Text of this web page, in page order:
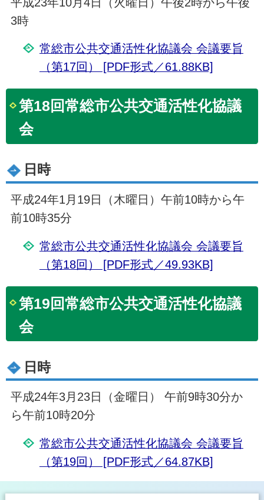
3時
常総市公共交通活性化協議会 会議要旨
（第17回） [PDF形式／61.88KB]
第18回常総市公共交通活性化協議
会
日時
平成24年1月19日（木曜日）午前10時から午
前10時35分
常総市公共交通活性化協議会 会議要旨
（第18回） [PDF形式／49.93KB]
第19回常総市公共交通活性化協議
会
日時
平成24年3月23日（金曜日） 午前9時30分か
ら午前10時20分
常総市公共交通活性化協議会 会議要旨
（第19回） [PDF形式／64.87KB]